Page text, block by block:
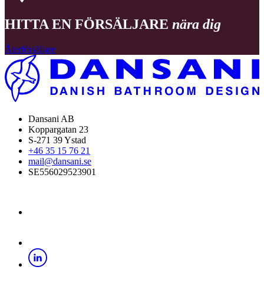
HITTA EN FÖRSÄLJARE nära dig
Återförsäljare
Dansani AB
Koppargatan 23
S-271 39 Ystad
+46 35 15 76 21
mail@dansani.se
SE556029523901